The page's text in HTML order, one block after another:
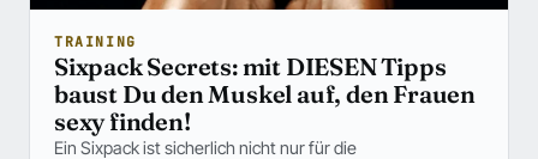
TRAINING
Sixpack Secrets: mit DIESEN Tipps
baust Du den Muskel auf, den Frauen
sexy finden!
Ein Sixpack ist sicherlich nicht nur für die